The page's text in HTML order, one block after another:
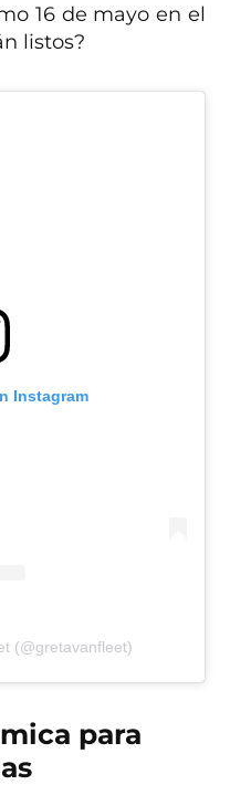
16 de mayo en el
listos?
Instagram
(@gretavanfleet)
para